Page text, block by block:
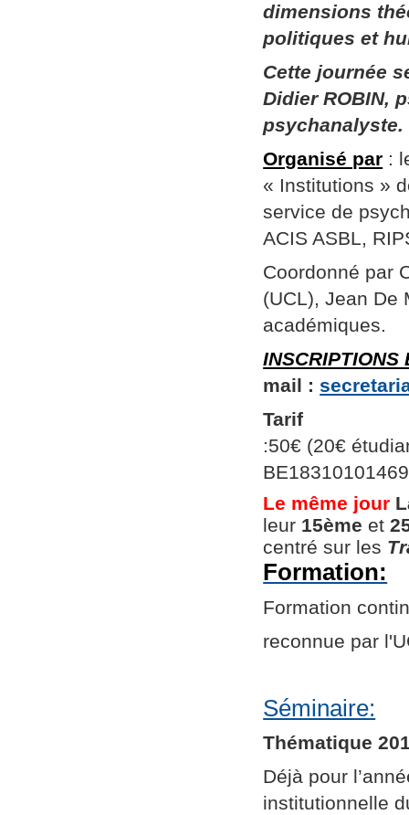
dimensions
politiques et
Cette journée
Didier ROBIN,
psychanalyste.
Organisé par :
« Institutions »
service de
ACIS ASBL,
Coordonné par
(UCL), Jean De
académiques.
INSCRIPTIONS
mail :
Tarif
:50€ (20€
Le même jour
leur 15ème et
centré sur les
Formation:
Formation
reconnue par
Séminaire:
Thématique
Déjà pour
institutionnelle